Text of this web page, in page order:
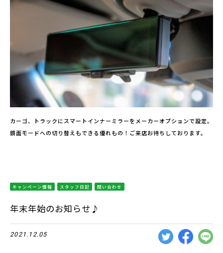
カーゴ、トラックにスマートインナーミラーをメーカーオプションで設定。
鏡面モードへの切り替えもできる優れもの！ご来店お待ちしております。
キャンペーン情報 スタッフ日記 問い合わせ
年末年始のお知らせ♪
2021.12.05